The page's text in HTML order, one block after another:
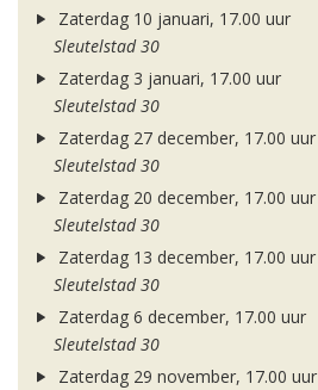
Zaterdag 10 januari, 17.00 uur
Sleutelstad 30
Zaterdag 3 januari, 17.00 uur
Sleutelstad 30
Zaterdag 27 december, 17.00 uur
Sleutelstad 30
Zaterdag 20 december, 17.00 uur
Sleutelstad 30
Zaterdag 13 december, 17.00 uur
Sleutelstad 30
Zaterdag 6 december, 17.00 uur
Sleutelstad 30
Zaterdag 29 november, 17.00 uur